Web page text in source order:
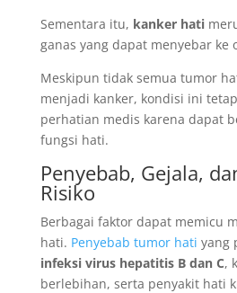
Sementara itu, kanker hati
ganas yang dapat menyebar ke
Meskipun tidak semua tumor
menjadi kanker, kondisi ini
perhatian medis karena dapat
fungsi hati.
Penyebab, Gejala,
Risiko
Berbagai faktor dapat memicu
hati. Penyebab tumor hati yang
infeksi virus hepatitis B dan C,
berlebihan, serta penyakit hati